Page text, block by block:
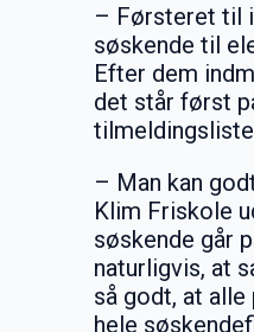
– Førsteret til
søskende til
Efter dem
det står først
– Man kan
Klim Friskole
søskende går
naturligvis, at
så godt, at
hele